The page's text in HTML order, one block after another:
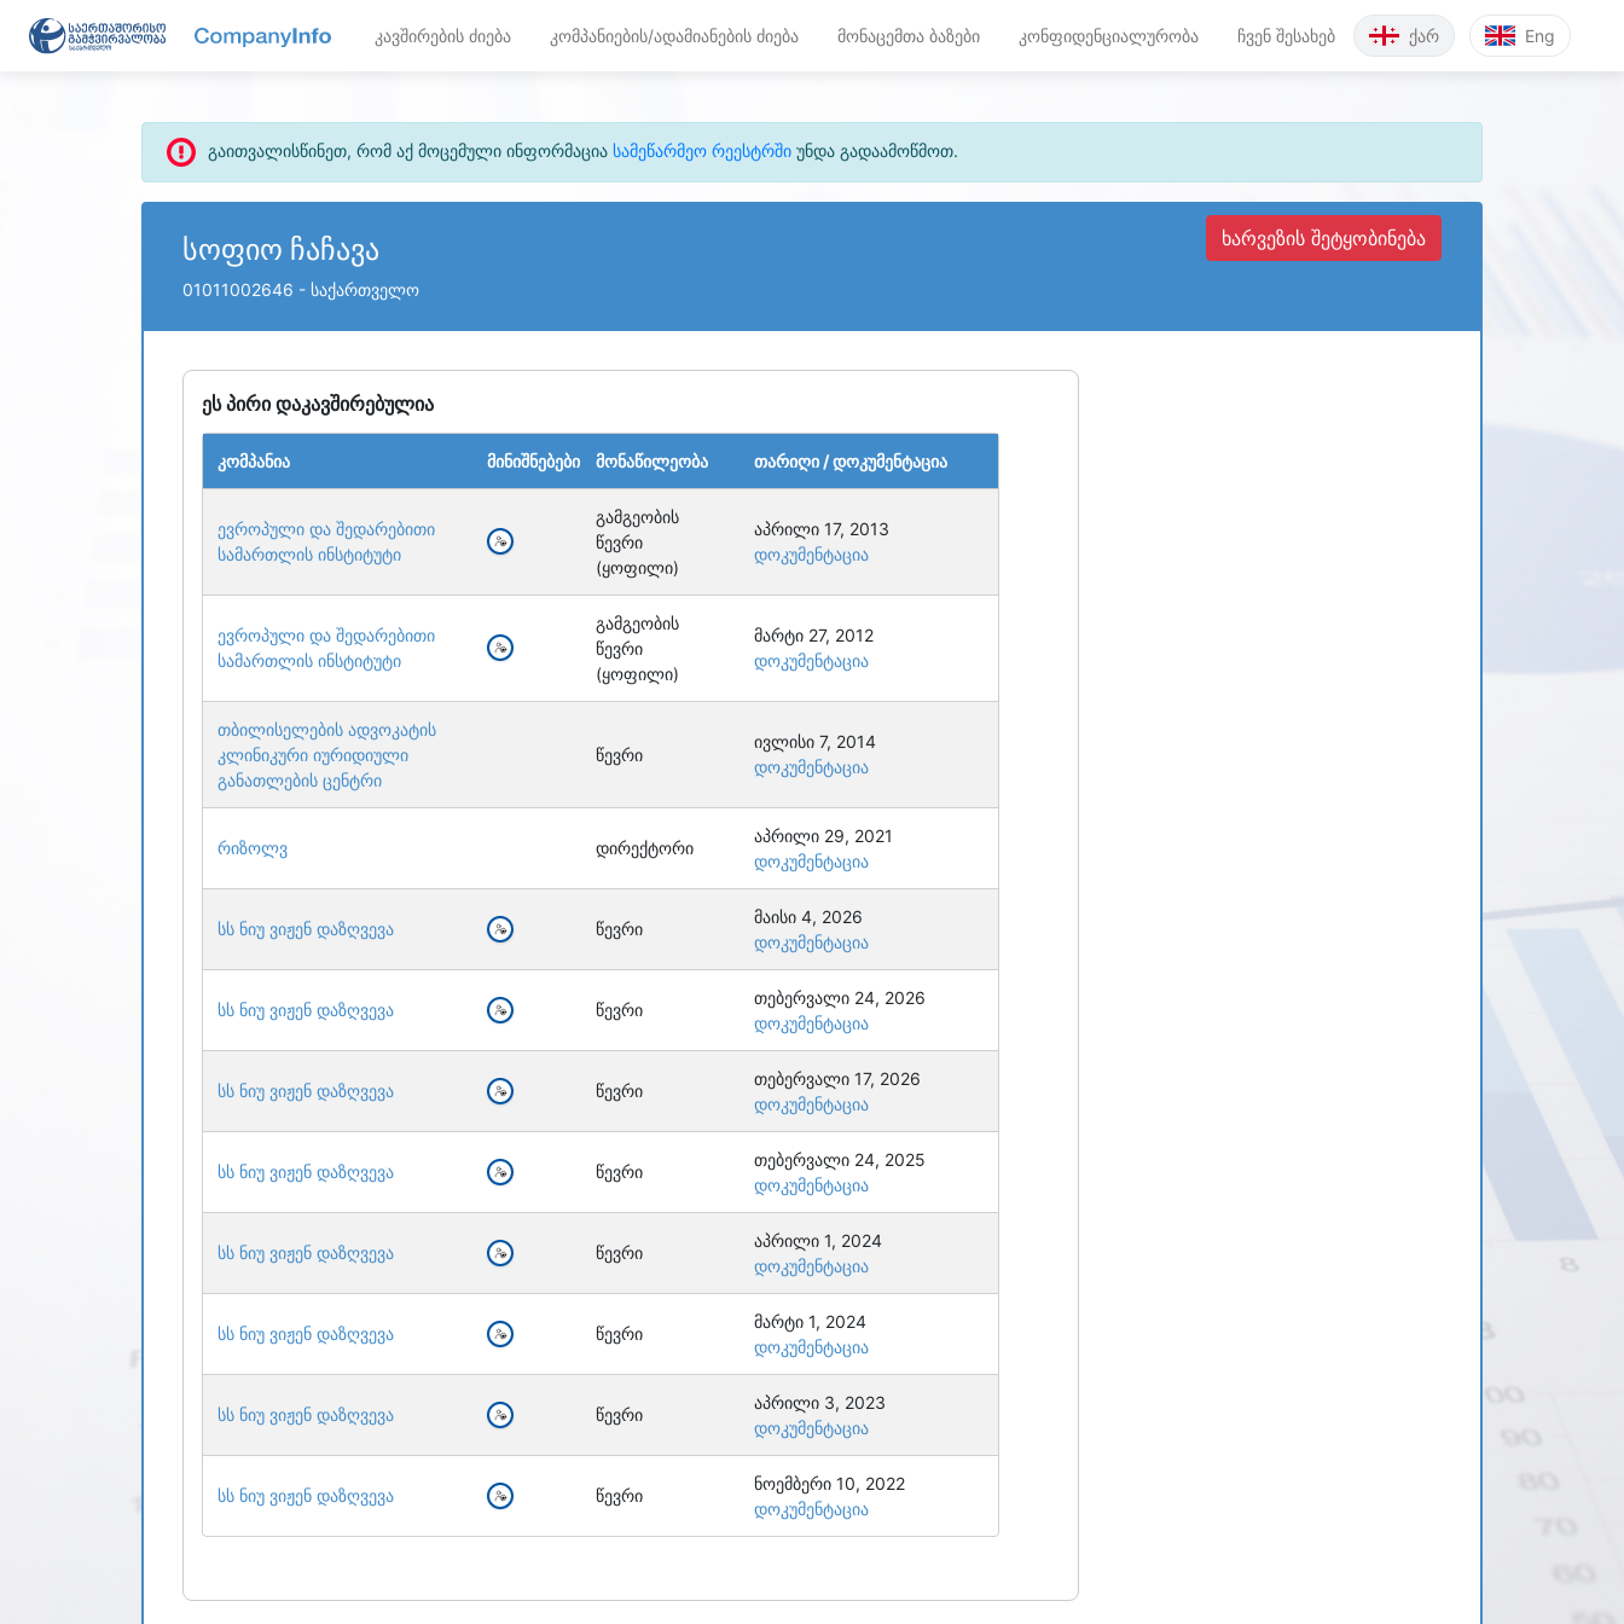
კავშირების ძიება კომპანიების/ადამიანების ძიება მონაცემთა ბაზები კონფიდენციალურობა ჩვენ შესახებ ქარ Eng
გაითვალისწინეთ, რომ აქ მოცემული ინფორმაცია სამეწარმეო რეესტრში უნდა გადაამოწმოთ.
სოფიო ჩაჩავა
01011002646 - საქართველო
ხარვეზის შეტყობინება
ეს პირი დაკავშირებულია
კომპანია მინიშნებები მონაწილეობა თარიღი / დოკუმენტაცია
ევროპული და შედარებითი
სამართლის ინსტიტუტი
გამგეობის
წევრი
(ყოფილი)
აპრილი 17, 2013
დოკუმენტაცია
ევროპული და შედარებითი
სამართლის ინსტიტუტი
გამგეობის
წევრი
(ყოფილი)
მარტი 27, 2012
დოკუმენტაცია
თბილისელების ადვოკატის
კლინიკური იურიდიული
განათლების ცენტრი
წევრი
ივლისი 7, 2014
დოკუმენტაცია
რიზოლვ დირექტორი
აპრილი 29, 2021
დოკუმენტაცია
სს ნიუ ვიჟენ დაზღვევა წევრი
მაისი 4, 2026
დოკუმენტაცია
სს ნიუ ვიჟენ დაზღვევა წევრი
თებერვალი 24, 2026
დოკუმენტაცია
სს ნიუ ვიჟენ დაზღვევა წევრი
თებერვალი 17, 2026
დოკუმენტაცია
სს ნიუ ვიჟენ დაზღვევა წევრი
თებერვალი 24, 2025
დოკუმენტაცია
სს ნიუ ვიჟენ დაზღვევა წევრი
აპრილი 1, 2024
დოკუმენტაცია
სს ნიუ ვიჟენ დაზღვევა წევრი
მარტი 1, 2024
დოკუმენტაცია
სს ნიუ ვიჟენ დაზღვევა წევრი
აპრილი 3, 2023
დოკუმენტაცია
სს ნიუ ვიჟენ დაზღვევა წევრი
ნოემბერი 10, 2022
დოკუმენტაცია